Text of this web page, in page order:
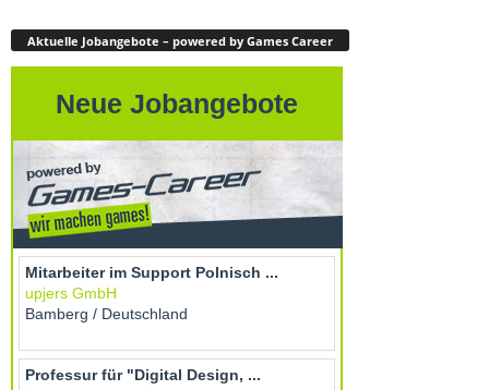
Aktuelle Jobangebote – powered by Games Career